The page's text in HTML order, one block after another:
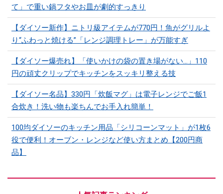
て」で重い鍋フタやお皿が劇的すっきり
【ダイソー新作】ニトリ級アイテムが770円！魚がグリルよ
り“ふわっと焼ける”「レンジ調理トレー」が万能すぎ
【ダイソー爆売れ】「使いかけの袋の置き場がない…」110
円の頑丈クリップでキッチンをスッキリ整える技
【ダイソー名品】330円「炊飯マグ」は電子レンジでご飯1
合炊き！洗い物も楽ちんでお手入れ簡単！
100均ダイソーのキッチン用品「シリコーンマット」​​が1枚6
役で便利！オーブン・レンジなど使い方まとめ【200円商
品】